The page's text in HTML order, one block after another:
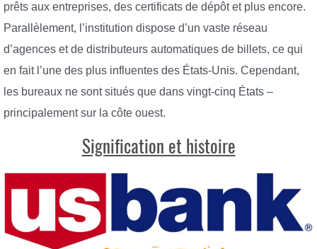
prêts aux entreprises, des certificats de dépôt et plus encore.
Parallèlement, l’institution dispose d’un vaste réseau
d’agences et de distributeurs automatiques de billets, ce qui
en fait l’une des plus influentes des États-Unis. Cependant,
les bureaux ne sont situés que dans vingt-cinq États –
principalement sur la côte ouest.
Signification et histoire